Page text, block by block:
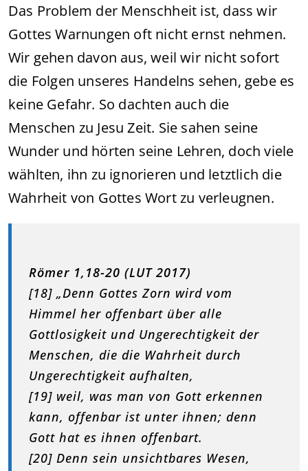
Das Problem der Menschheit ist, dass wir
Gottes Warnungen oft nicht ernst nehmen.
Wir gehen davon aus, weil wir nicht sofort
die Folgen unseres Handelns sehen, gebe es
keine Gefahr. So dachten auch die
Menschen zu Jesu Zeit. Sie sahen seine
Wunder und hörten seine Lehren, doch viele
wählten, ihn zu ignorieren und letztlich die
Wahrheit von Gottes Wort zu verleugnen.
Römer 1,18-20 (LUT 2017)
[18] „Denn Gottes Zorn wird vom
Himmel her offenbart über alle
Gottlosigkeit und Ungerechtigkeit der
Menschen, die die Wahrheit durch
Ungerechtigkeit aufhalten,
[19] weil, was man von Gott erkennen
kann, offenbar ist unter ihnen; denn
Gott hat es ihnen offenbart.
[20] Denn sein unsichtbares Wesen,